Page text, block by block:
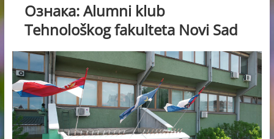
Ознака:Alumni klub
Tehnološkog fakulteta Novi Sad